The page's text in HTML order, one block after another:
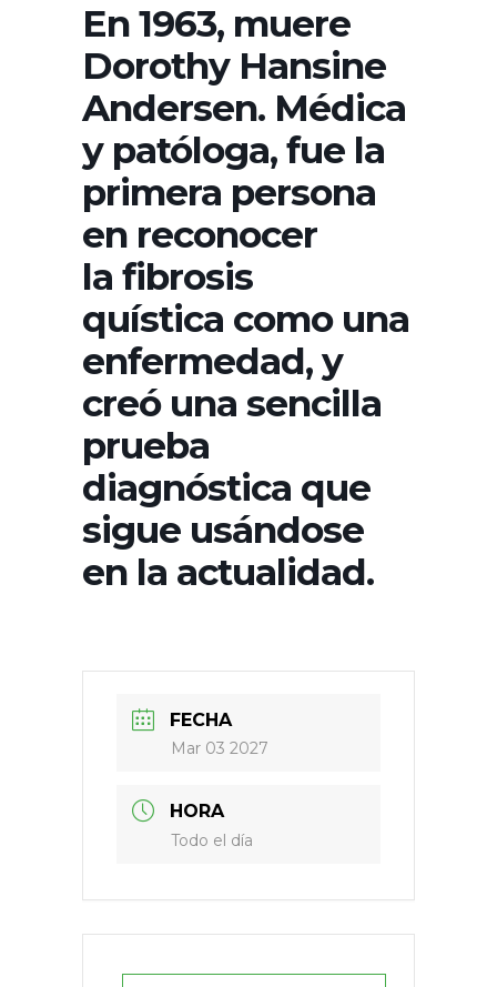
En 1963, muere
Dorothy Hansine
Andersen. Médica
y patóloga, fue la
primera persona
en reconocer
la fibrosis
quística como una
enfermedad, y
creó una sencilla
prueba
diagnóstica que
sigue usándose
en la actualidad.
FECHA
Mar 03 2027
HORA
Todo el día